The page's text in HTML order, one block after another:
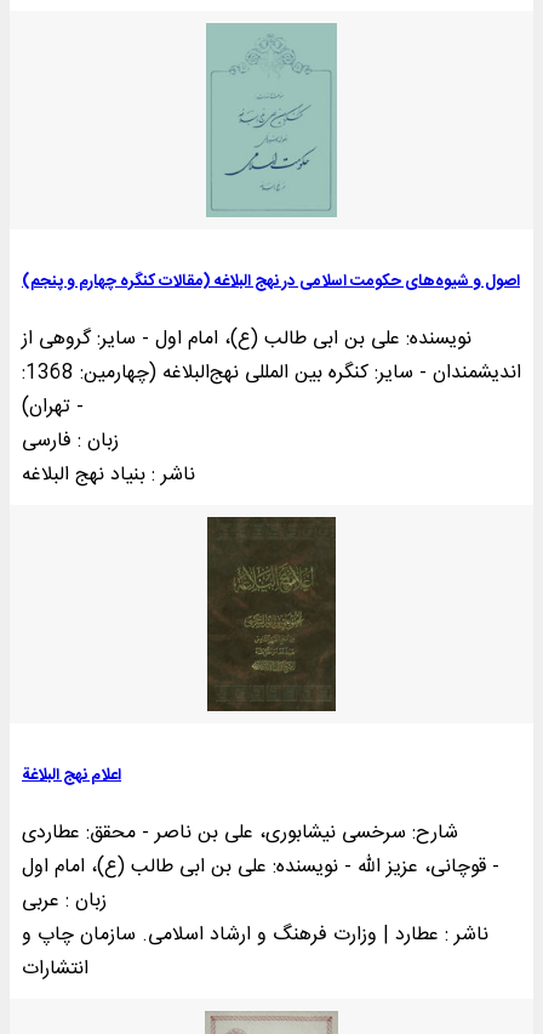
اصول و شیوه‌های حکومت اسلامی در نهج البلاغه (مقالات کنگره چهارم و پنجم)
نویسنده: علی بن ابی طالب (ع)، امام اول - سایر: گروهی از
اندیشمندان - سایر: کنگره بین المللی نهج‌البلاغه (چهارمین: 1368:
تهران) -
زبان : فارسی
ناشر : بنياد نهج البلاغه
اعلام نهج البلاغة
شارح: سرخسی نیشابوری، علی بن ناصر - محقق: عطاردی
قوچانی، عزیز الله - نویسنده: علی بن ابی طالب (ع)، امام اول -
زبان : عربی
ناشر : عطارد | وزارت فرهنگ و ارشاد اسلامی. سازمان چاپ و
انتشارات